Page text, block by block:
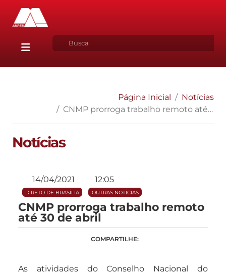
Página Inicial
Notícias
CNMP prorroga trabalho remoto até 30 de abril
Notícias
14/04/2021 12:05
DIRETO DE BRASÍLIA OUTRAS NOTÍCIAS
CNMP prorroga trabalho remoto
até 30 de abril
COMPARTILHE:
As atividades do Conselho Nacional do